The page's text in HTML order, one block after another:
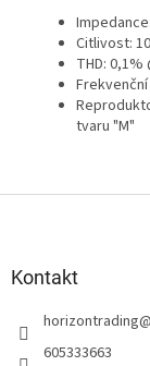
Citlivost:
THD: 0,1%
Frekvenční
tvaru "M"
Kontakt
horizontrading@
605333663